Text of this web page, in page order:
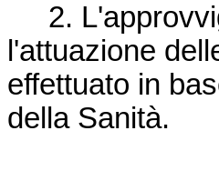
2.
l'attuazione
effettuato in
della Sanità.